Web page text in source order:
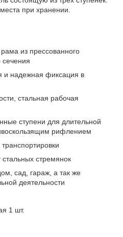
при хранении.
из прессованного
и надежная фиксация в
стальная рабочая
ступени для длительной
рифлением
стальных стремянок
сад, гараж, а так же
деятельности
1 шт.